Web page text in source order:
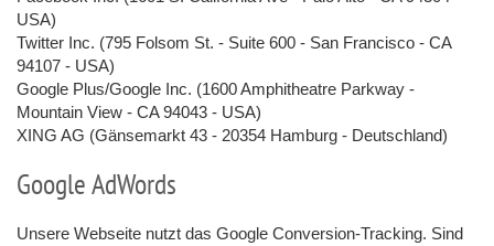
USA)
Twitter Inc. (795 Folsom St. - Suite 600 - San Francisco - CA
94107 - USA)
Google Plus/Google Inc. (1600 Amphitheatre Parkway -
Mountain View - CA 94043 - USA)
XING AG (Gänsemarkt 43 - 20354 Hamburg - Deutschland)
Google AdWords
Unsere Webseite nutzt das Google Conversion-Tracking. Sind